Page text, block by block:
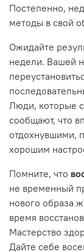
Постепенно,
методы в свой
Ожидайте
недели. Вашей
Люди, которые
сообщают, что
отдохнувшими,
хорошим
Помните, что
не временный
нового образа
время
Мастерство
Дайте себе